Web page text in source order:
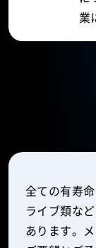
業
全ての有寿
ライブ類な
あります。